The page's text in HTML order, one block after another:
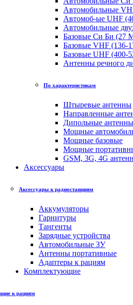
Автомобильные
Автомоб-ые UHF
Автомобильные
Базовые Си Би (27
Базовые VHF (136-
Базовые UHF (400-
Антенны речного
По характеристикам
Штыревые антенны
Направленные
Дипольные антенны
Мощные
Мощные базовые
Мощные
GSM, 3G, 4G
Аксессуары
Аксессуары к радиостанциям
Аккумуляторы
Гарнитуры
Тангенты
Зарядные устройства
Автомобильные ЗУ
Антенны портативные
Адаптеры к рациям
Комплектующие
к рациям